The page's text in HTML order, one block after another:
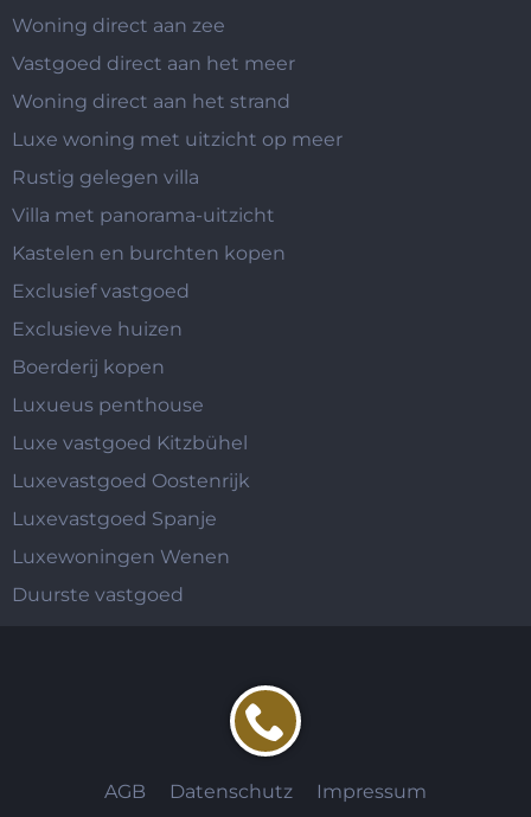
Woning direct aan zee
Vastgoed direct aan het meer
Woning direct aan het strand
Luxe woning met uitzicht op meer
Rustig gelegen villa
Villa met panorama-uitzicht
Kastelen en burchten kopen
Exclusief vastgoed
Exclusieve huizen
Boerderij kopen
Luxueus penthouse
Luxe vastgoed Kitzbühel
Luxevastgoed Oostenrijk
Luxevastgoed Spanje
Luxewoningen Wenen
Duurste vastgoed
AGB Datenschutz Impressum